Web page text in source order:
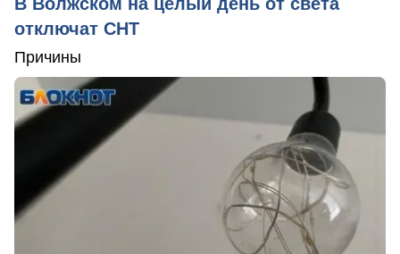
отключат СНТ
Причины